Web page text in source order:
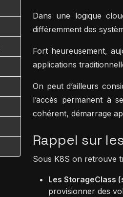
Dans une logique
différemment des
Fort heureusement,
applications
On peut d’ailleurs
l’accès permanent à
cohérent, démarrage
Rappel sur
Sous K8S on retrouve
Les StorageClass
provisionner des